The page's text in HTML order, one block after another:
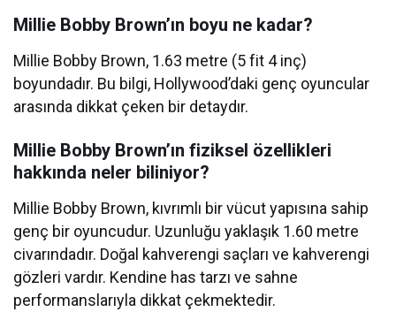
Millie Bobby Brown’ın boyu ne kadar?
Millie Bobby Brown, 1.63 metre (5 fit 4 inç)
boyundadır. Bu bilgi, Hollywood’daki genç oyuncular
arasında dikkat çeken bir detaydır.
Millie Bobby Brown’ın fiziksel özellikleri
hakkında neler biliniyor?
Millie Bobby Brown, kıvrımlı bir vücut yapısına sahip
genç bir oyuncudur. Uzunluğu yaklaşık 1.60 metre
civarındadır. Doğal kahverengi saçları ve kahverengi
gözleri vardır. Kendine has tarzı ve sahne
performanslarıyla dikkat çekmektedir.